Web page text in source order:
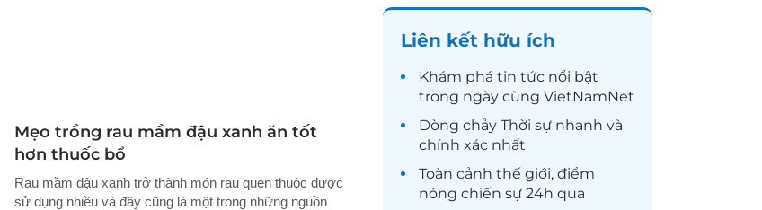
Mẹo trồng rau mầm đậu xanh ăn tốt
hơn thuốc bổ
Rau mầm đậu xanh trở thành món rau quen thuộc được
sử dụng nhiều và đây cũng là một trong những nguồn
Liên kết hữu ích
Khám phá tin tức nổi bật
trong ngày cùng VietNamNet
Dòng chảy Thời sự nhanh và
chính xác nhất
Toàn cảnh thế giới, điểm
nóng chiến sự 24h qua